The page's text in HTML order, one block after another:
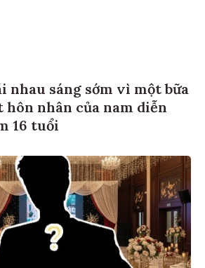
nhau sáng sớm vì một bữa
hôn nhân của nam diễn
16 tuổi